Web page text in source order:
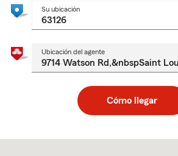
Su ubicación
Ubicación del agente
Cómo llegar
to